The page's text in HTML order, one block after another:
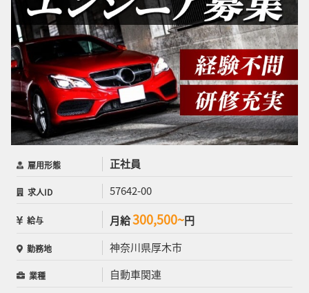
雇用形態 正社員
求人ID 57642-00
給与 月給300,500~円
勤務地 神奈川県厚木市
業種 自動車関連